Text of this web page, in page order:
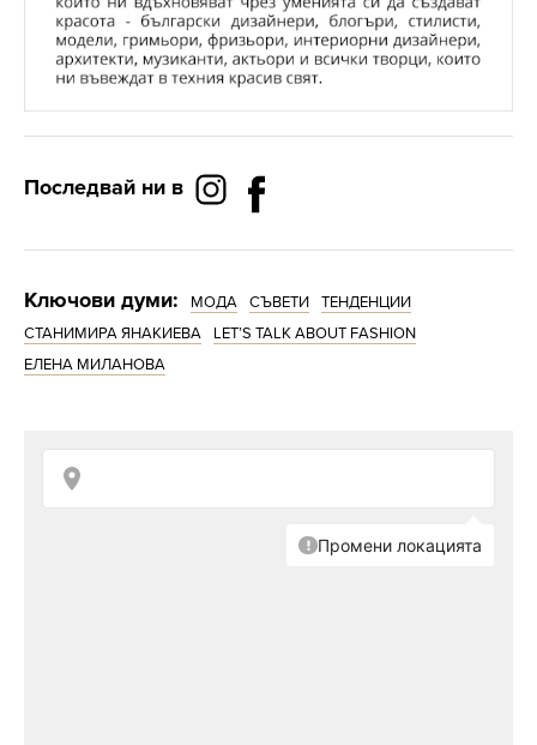
Последвай ни в
Ключови думи: МОДА СЪВЕТИ
ТЕНДЕНЦИИ
СТАНИМИРА ЯНАКИЕВА
LET’S TALK ABOUT FASHION
ЕЛЕНА МИЛАНОВА